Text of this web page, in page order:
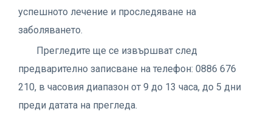
успешното лечение и проследяване на
заболяването.
Прегледите ще се извършват след
предварително записване на телефон: 0886 676
210, в часовия диапазон от 9 до 13 часа, до 5 дни
преди датата на прегледа.